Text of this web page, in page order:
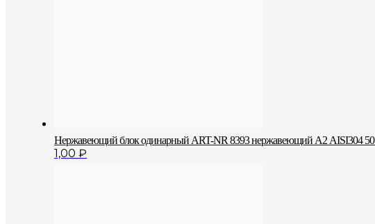
Нержавеющий блок одинарный АRT-NR 8393 нержавеющий А2 AISI304
1,00 ₽